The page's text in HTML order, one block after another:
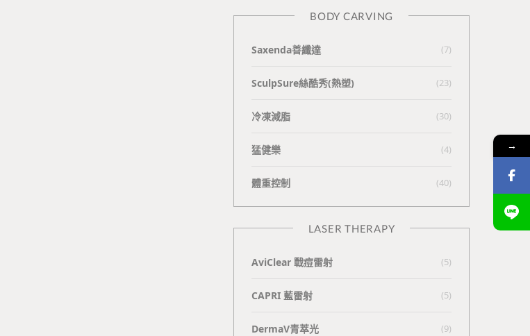
BODY CARVING
Saxenda善纖達 (7)
SculpSure絲酷秀(熱塑) (23)
冷凍減脂 (30)
猛健樂 (4)
體重控制 (40)
LASER THERAPY
AviClear 戰痘雷射 (5)
CAPRI 藍雷射 (5)
DermaV青萃光 (9)
→